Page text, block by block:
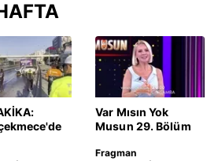
İETT
Var Mısın Yok
Musun 29. Bölüm
yayınlandı | Video
Fragman